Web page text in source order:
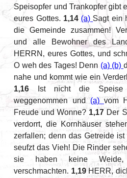
Speisopfer und Trankopfer gibt
eures Gottes. 1,14 (a) Sagt ein
die Gemeinde zusammen!
und alle Bewohner des
HERRN, eures Gottes, und
O weh des Tages! Denn (a) (b)
nahe und kommt wie ein
1,16 Ist nicht die Speise
weggenommen und(a) vom
Freude und Wonne? 1,17 Der
verdorrt, die Kornhäuser
zerfallen; denn das Getreide ist
seufzt das Vieh! Die Rinder
sie haben keine
verschmachten. 1,19HERR,